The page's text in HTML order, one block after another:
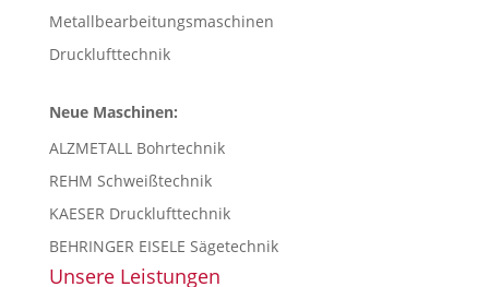
Metallbearbeitungsmaschinen
Drucklufttechnik
Neue Maschinen:
ALZMETALL Bohrtechnik
REHM Schweißtechnik
KAESER Drucklufttechnik
BEHRINGER EISELE Sägetechnik
Unsere Leistungen